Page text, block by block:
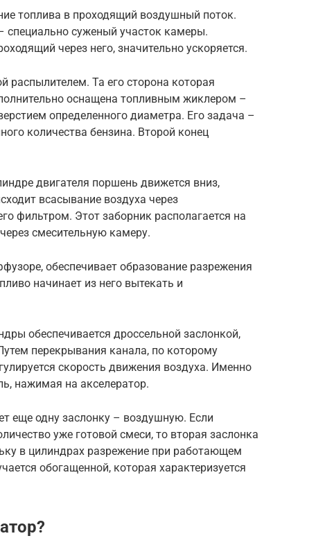
топлива в проходящий воздушный поток.
специально суженый участок камеры.
через него, значительно ускоряется.
Та его сторона которая
оснащена топливным жиклером –
определенного диаметра. Его задача –
количества бензина. Второй конец
двигателя поршень движется вниз,
всасывание воздуха через
фильтром. Этот заборник располагается на
смесительную камеру.
обеспечивает образование разрежения
начинает из него вытекать и
обеспечивается дроссельной заслонкой,
перекрывания канала, по которому
скорость движения воздуха. Именно
нажимая на акселератор.
еще одну заслонку – воздушную. Если
уже готовой смеси, то вторая заслонка
в цилиндрах разрежение при работающем
обогащенной, которая характеризуется